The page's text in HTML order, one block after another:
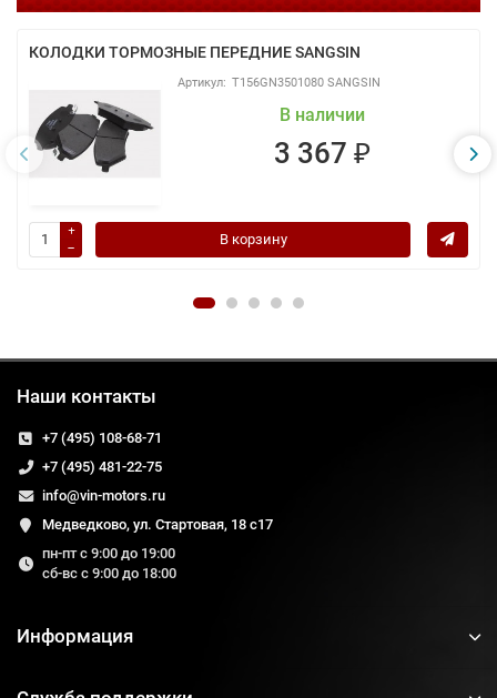
КОЛОДКИ ТОРМОЗНЫЕ ПЕРЕДНИЕ SANGSIN
T156GN3501080 SANGSIN
В наличии
3 367 ₽
В корзину
Наши контакты
+7 (495) 108-68-71
+7 (495) 481-22-75
info@vin-motors.ru
Медведково, ул. Стартовая, 18 с17
пн-пт с 9:00 до 19:00
сб-вс с 9:00 до 18:00
Информация